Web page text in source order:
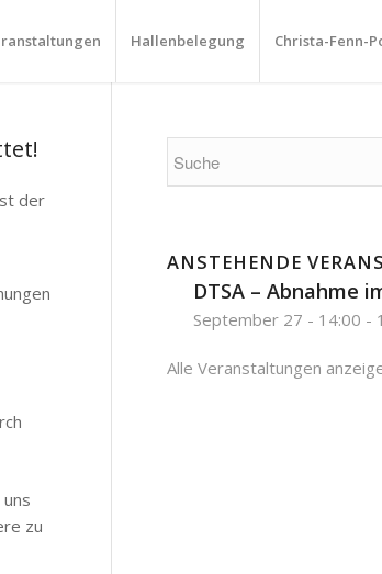
Hallenbelegung Christa-Fenn-
der
zu
ANSTEHENDE
DTSA – Abnahme
September 27 - 14:00 -
Alle Veranstaltungen